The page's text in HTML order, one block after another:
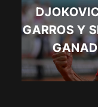
GARROS Y